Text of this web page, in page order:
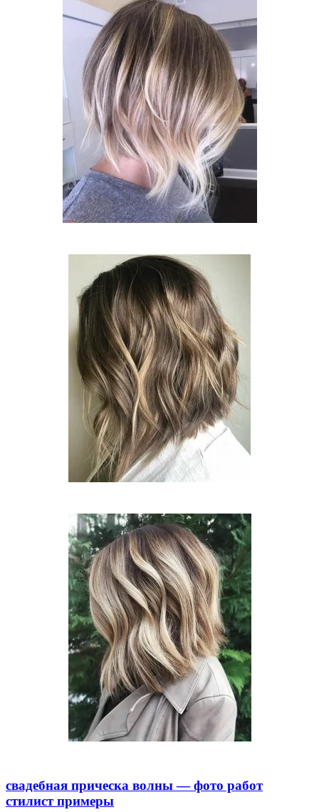
свадебная прическа волны — фото работ
стилист примеры